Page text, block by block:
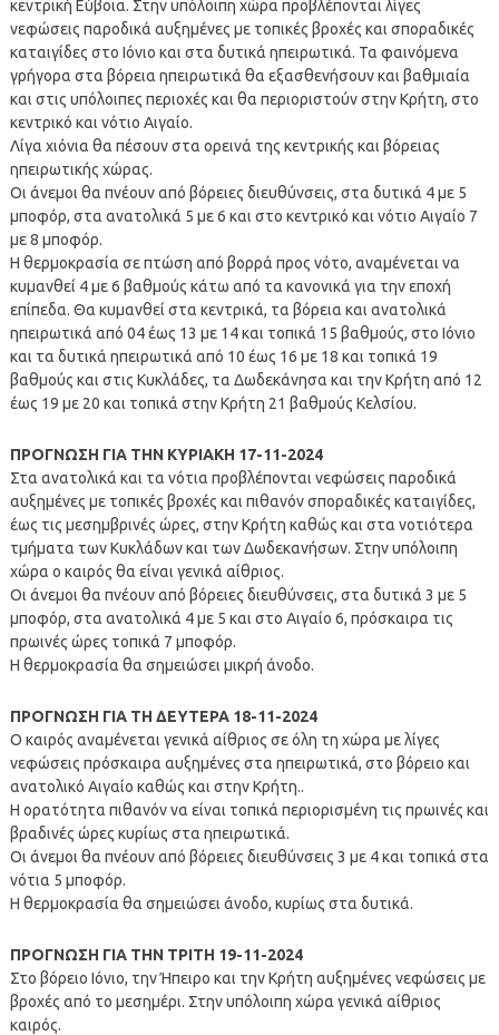
κεντρική Εύβοια. Στην υπόλοιπη χώρα προβλέπονται λίγες
νεφώσεις παροδικά αυξημένες με τοπικές βροχές και σποραδικές
καταιγίδες στο Ιόνιο και στα δυτικά ηπειρωτικά. Τα φαινόμενα
γρήγορα στα βόρεια ηπειρωτικά θα εξασθενήσουν και βαθμιαία
και στις υπόλοιπες περιοχές και θα περιοριστούν στην Κρήτη, στο
κεντρικό και νότιο Αιγαίο.
Λίγα χιόνια θα πέσουν στα ορεινά της κεντρικής και βόρειας
ηπειρωτικής χώρας.
Οι άνεμοι θα πνέουν από βόρειες διευθύνσεις, στα δυτικά 4 με 5
μποφόρ, στα ανατολικά 5 με 6 και στο κεντρικό και νότιο Αιγαίο 7
με 8 μποφόρ.
Η θερμοκρασία σε πτώση από βορρά προς νότο, αναμένεται να
κυμανθεί 4 με 6 βαθμούς κάτω από τα κανονικά για την εποχή
επίπεδα. Θα κυμανθεί στα κεντρικά, τα βόρεια και ανατολικά
ηπειρωτικά από 04 έως 13 με 14 και τοπικά 15 βαθμούς, στο Ιόνιο
και τα δυτικά ηπειρωτικά από 10 έως 16 με 18 και τοπικά 19
βαθμούς και στις Κυκλάδες, τα Δωδεκάνησα και την Κρήτη από 12
έως 19 με 20 και τοπικά στην Κρήτη 21 βαθμούς Κελσίου.
ΠΡΟΓΝΩΣΗ ΓΙΑ ΤHN ΚΥΡΙΑΚΗ 17-11-2024
Στα ανατολικά και τα νότια προβλέπονται νεφώσεις παροδικά
αυξημένες με τοπικές βροχές και πιθανόν σποραδικές καταιγίδες,
έως τις μεσημβρινές ώρες, στην Κρήτη καθώς και στα νοτιότερα
τμήματα των Κυκλάδων και των Δωδεκανήσων. Στην υπόλοιπη
χώρα ο καιρός θα είναι γενικά αίθριος.
Οι άνεμοι θα πνέουν από βόρειες διευθύνσεις, στα δυτικά 3 με 5
μποφόρ, στα ανατολικά 4 με 5 και στο Αιγαίο 6, πρόσκαιρα τις
πρωινές ώρες τοπικά 7 μποφόρ.
Η θερμοκρασία θα σημειώσει μικρή άνοδο.
ΠΡΟΓΝΩΣΗ ΓΙΑ ΤH ΔΕΥΤΕΡΑ 18-11-2024
Ο καιρός αναμένεται γενικά αίθριος σε όλη τη χώρα με λίγες
νεφώσεις πρόσκαιρα αυξημένες στα ηπειρωτικά, στο βόρειο και
ανατολικό Αιγαίο καθώς και στην Κρήτη..
Η ορατότητα πιθανόν να είναι τοπικά περιορισμένη τις πρωινές και
βραδινές ώρες κυρίως στα ηπειρωτικά.
Οι άνεμοι θα πνέουν από βόρειες διευθύνσεις 3 με 4 και τοπικά στα
νότια 5 μποφόρ.
Η θερμοκρασία θα σημειώσει άνοδο, κυρίως στα δυτικά.
ΠΡΟΓΝΩΣΗ ΓΙΑ ΤHΝ ΤΡΙΤΗ 19-11-2024
Στο βόρειο Ιόνιο, την Ήπειρο και την Κρήτη αυξημένες νεφώσεις με
βροχές από το μεσημέρι. Στην υπόλοιπη χώρα γενικά αίθριος
καιρός.